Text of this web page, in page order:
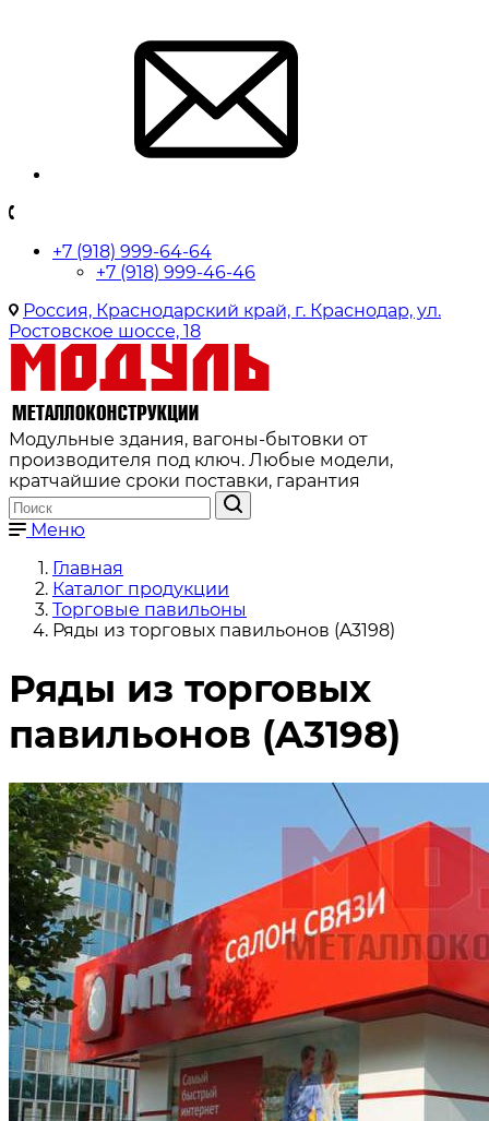
+7 (918) 999-64-64
+7 (918) 999-46-46
Россия, Краснодарский край, г. Краснодар, ул.
Ростовское шоссе, 18
Модульные здания, вагоны-бытовки от
производителя под ключ. Любые модели,
кратчайшие сроки поставки, гарантия
Меню
Главная
Каталог продукции
Торговые павильоны
Ряды из торговых павильонов (A3198)
Ряды из торговых
павильонов (A3198)